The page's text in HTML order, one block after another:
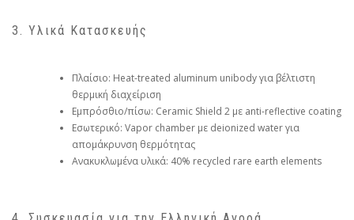
3. Υλικά Κατασκευής
Πλαίσιο: Heat-treated aluminum unibody για βέλτιστη
θερμική διαχείριση
Εμπρόσθιο/πίσω: Ceramic Shield 2 με anti-reflective coating
Εσωτερικό: Vapor chamber με deionized water για
απομάκρυνση θερμότητας
Ανακυκλωμένα υλικά: 40% recycled rare earth elements